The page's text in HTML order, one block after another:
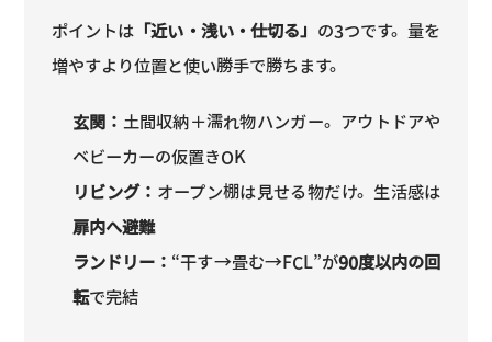
ポイントは 「近い・浅い・仕切る」 の3つです。量を
増やすより位置と使い勝手で勝ちます。
玄関： 土間収納＋濡れ物ハンガー。アウトドアや
ベビーカーの仮置きOK
リビング： オープン棚は見せる物だけ。生活感は
扉内へ避難
ランドリー： “干す→畳む→FCL”が90度以内の回
転で完結